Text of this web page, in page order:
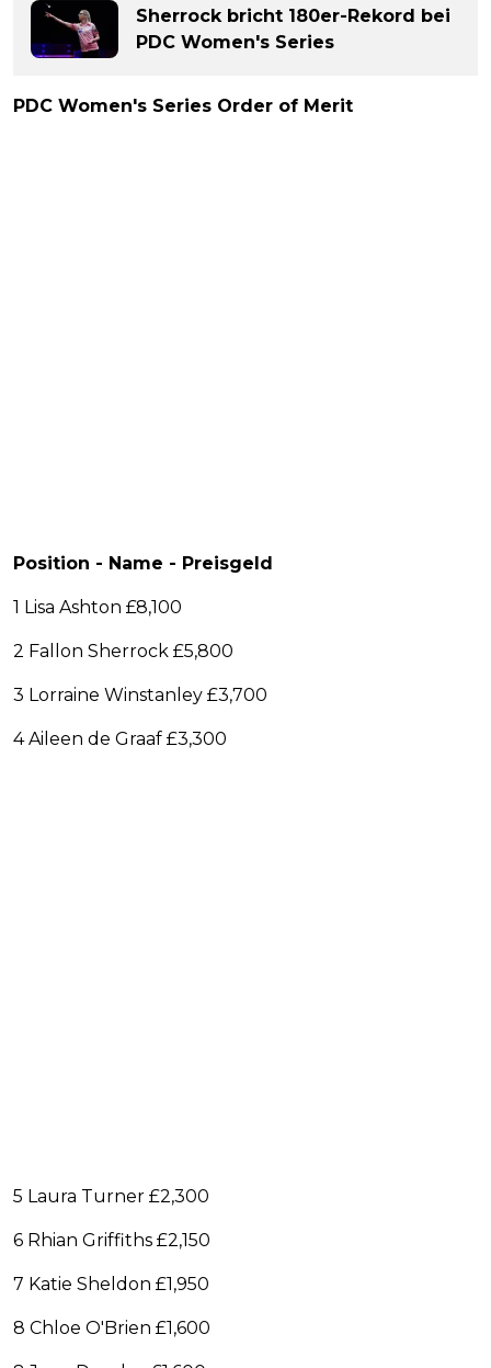
Sherrock bricht 180er-Rekord bei
PDC Women's Series
PDC Women's Series Order of Merit
Position - Name - Preisgeld
1 Lisa Ashton £8,100
2 Fallon Sherrock £5,800
3 Lorraine Winstanley £3,700
4 Aileen de Graaf £3,300
5 Laura Turner £2,300
6 Rhian Griffiths £2,150
7 Katie Sheldon £1,950
8 Chloe O'Brien £1,600